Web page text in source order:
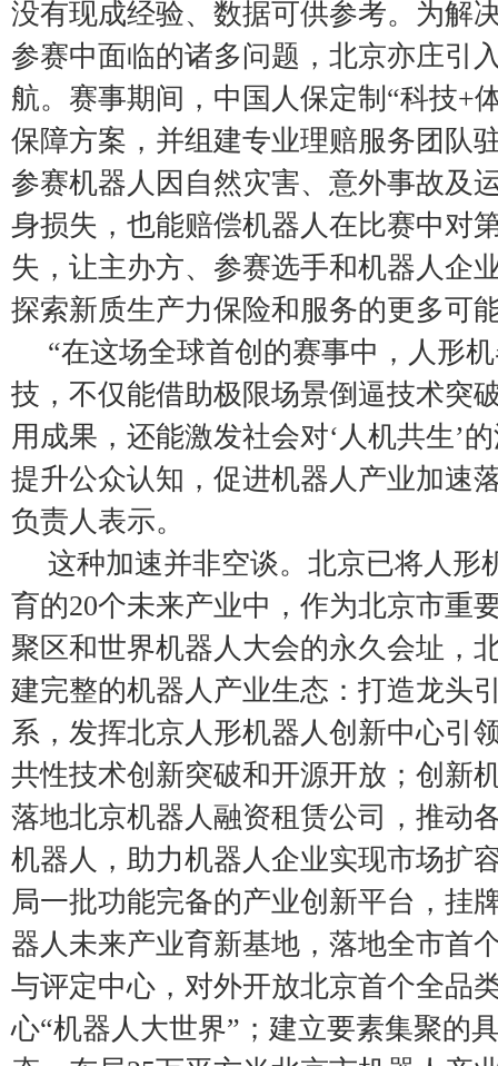
没有现成经验、数据可供参考。为解
参赛中面临的诸多问题，北京亦庄引
航。赛事期间，中国人保定制“科技+
保障方案，并组建专业理赔服务团队
参赛机器人因自然灾害、意外事故及
身损失，也能赔偿机器人在比赛中对
失，让主办方、参赛选手和机器人企
探索新质生产力保险和服务的更多可
“在这场全球首创的赛事中，人形
技，不仅能借助极限场景倒逼技术突
用成果，还能激发社会对‘人机共生’
提升公众认知，促进机器人产业加速
负责人表示。
这种加速并非空谈。北京已将人形
育的20个未来产业中，作为北京市重
聚区和世界机器人大会的永久会址，
建完整的机器人产业生态：打造龙头
系，发挥北京人形机器人创新中心引
共性技术创新突破和开源开放；创新
落地北京机器人融资租赁公司，推动
机器人，助力机器人企业实现市场扩
局一批功能完备的产业创新平台，挂
器人未来产业育新基地，落地全市首
与评定中心，对外开放北京首个全品
心“机器人大世界”；建立要素集聚的